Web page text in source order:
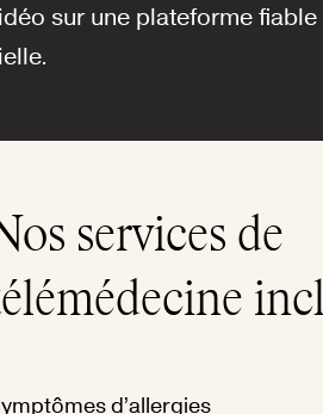
sur une plateforme fiable
services de
d’allergies